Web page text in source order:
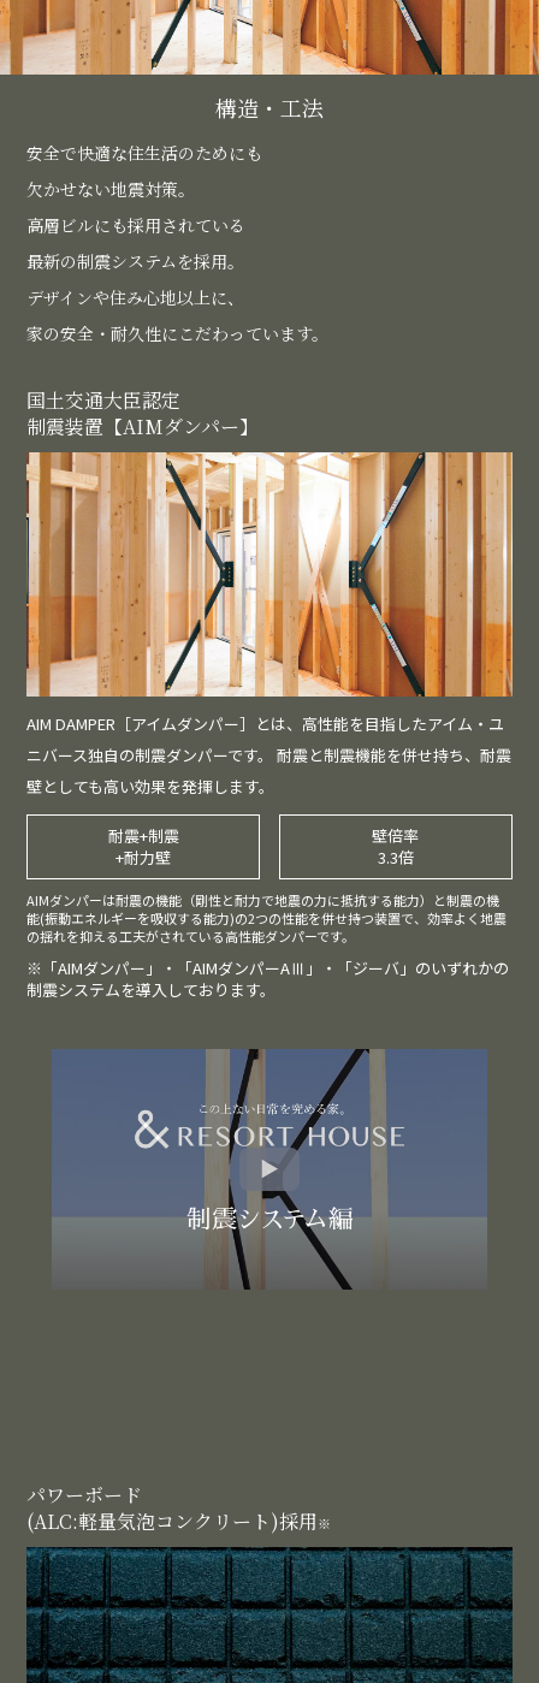
構造・工法
安全で快適な住生活のためにも
欠かせない地震対策。
高層ビルにも採用されている
最新の制震システムを採用。
デザインや住み心地以上に、
家の安全・耐久性にこだわっています。
国土交通大臣認定
制震装置【AIMダンパー】
AIM DAMPER［アイムダンパー］とは、高性能を目指したアイム・ユ
ニバース独自の制震ダンパーです。 耐震と制震機能を併せ持ち、耐震
壁としても高い効果を発揮します。
耐震+制震
+耐力壁
壁倍率
3.3倍
AIMダンパーは耐震の機能（剛性と耐力で地震の力に抵抗する能力）と制震の機
能(振動エネルギーを吸収する能力)の2つの性能を併せ持つ装置で、効率よく地震
の揺れを抑える工夫がされている高性能ダンパーです。
※「AIMダンパー」・「AIMダンパーAⅢ」・「ジーバ」のいずれかの
制震システムを導入しております。
パワーボード
(ALC:軽量気泡コンクリート)採用※